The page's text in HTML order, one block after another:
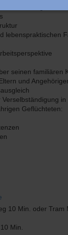
lebenspraktischen
seinen familiären
und
Geflüchteten:
10 Min. oder Tram
Min.